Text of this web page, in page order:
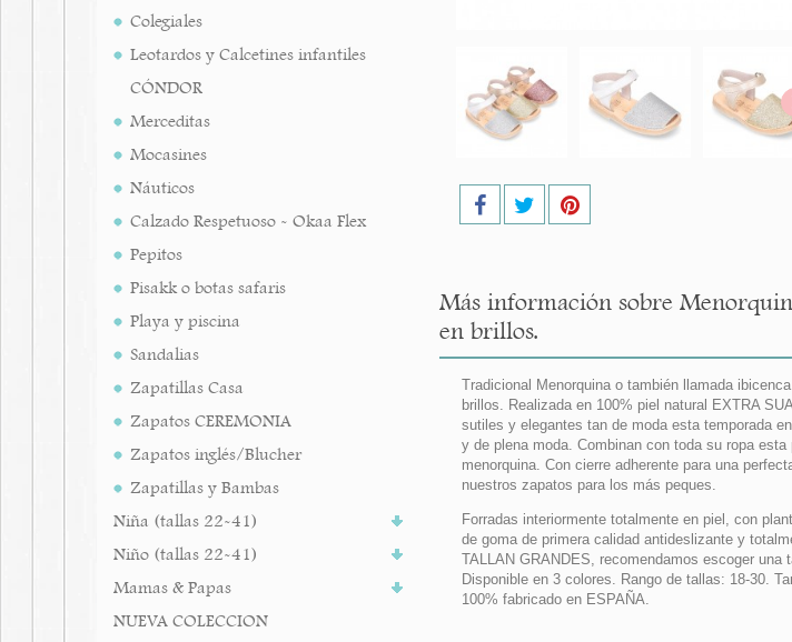
Colegiales
Leotardos y Calcetines infantiles
CÓNDOR
Merceditas
Mocasines
Náuticos
Calzado Respetuoso - Okaa Flex
Pepitos
Pisakk o botas safaris
Playa y piscina
Sandalias
Zapatillas Casa
Zapatos CEREMONIA
Zapatos inglés/Blucher
Zapatillas y Bambas
Niña (tallas 22-41)
Niño (tallas 22-41)
Mamas & Papas
NUEVA COLECCION
Más información sobre
en brillos.
Tradicional Menorquina o también llamada
brillos. Realizada en 100% piel natural EXTRA
sutiles y elegantes tan de moda esta temporada
y de plena moda. Combinan con toda su ropa
menorquina. Con cierre adherente para una
nuestros zapatos para los más peques.
Forradas interiormente totalmente en piel, con
de goma de primera calidad antideslizante y
TALLAN GRANDES, recomendamos escoger una
Disponible en 3 colores. Rango de tallas: 18-30.
100% fabricado en ESPAÑA.